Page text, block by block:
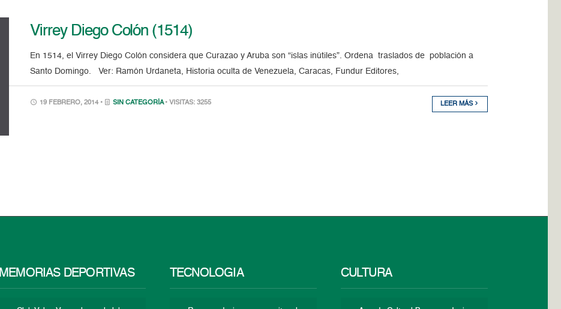
Virrey Diego Colón (1514)
En 1514, el Virrey Diego Colón considera que Curazao y Aruba son “islas inútiles”. Ordena traslados de población a
Santo Domingo. Ver: Ramón Urdaneta, Historia oculta de Venezuela, Caracas, Fundur Editores,
19 FEBRERO, 2014 • SIN CATEGORÍA • VISITAS: 3255 LEER MÁS
MEMORIAS DEPORTIVAS TECNOLOGÍA CULTURA